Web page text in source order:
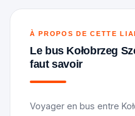
À PROPOS DE CETTE
Le bus Kołobrzeg
faut savoir
Voyager en bus entre